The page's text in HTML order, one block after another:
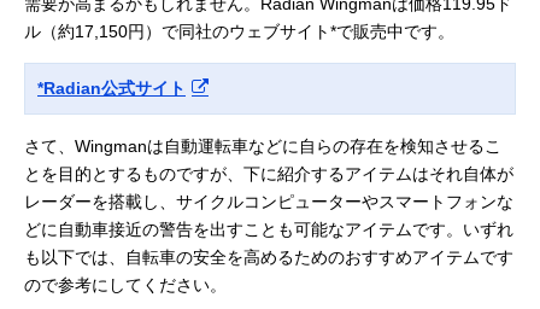
ル（約17,150円）で同社のウェブサイト*で販売中です。
*Radian公式サイト
さて、Wingmanは自動運転車などに自らの存在を検知させるこ
とを目的とするものですが、下に紹介するアイテムはそれ自体が
レーダーを搭載し、サイクルコンピューターやスマートフォンな
どに自動車接近の警告を出すことも可能なアイテムです。いずれ
も以下では、自転車の安全を高めるためのおすすめアイテムです
ので参考にしてください。